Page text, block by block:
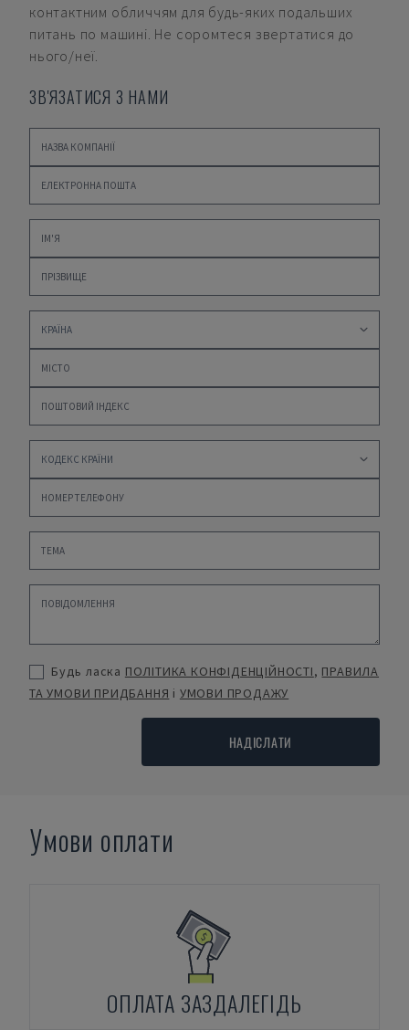
контактним обличчям для будь-яких подальших
питань по машині. Не соромтеся звертатися до
нього/неї.
ЗВ'ЯЗАТИСЯ З НАМИ
Будь ласка ПОЛІТИКА КОНФІДЕНЦІЙНОСТІ, ПРАВИЛА
ТА УМОВИ ПРИДБАННЯ і УМОВИ ПРОДАЖУ
НАДІСЛАТИ
Умови оплати
ОПЛАТА ЗАЗДАЛЕГІДЬ